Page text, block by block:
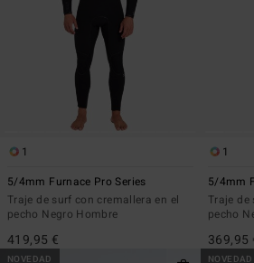
1
5/4mm Furnace Pro Series
Traje de surf con cremallera en el
pecho Negro Hombre
419,95 €
1
5/4mm
Traje
pecho
369,95
NOVEDAD NOVEDAD